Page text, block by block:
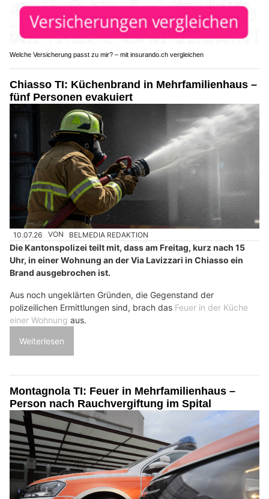
Welche Versicherung passt zu mir? – mit insurando.ch vergleichen
Chiasso TI: Küchenbrand in Mehrfamilienhaus –
fünf Personen evakuiert
10.07.26 VON BELMEDIA REDAKTION
Die Kantonspolizei teilt mit, dass am Freitag, kurz nach 15
Uhr, in einer Wohnung an der Via Lavizzari in Chiasso ein
Brand ausgebrochen ist.
Aus noch ungeklärten Gründen, die Gegenstand der
polizeilichen Ermittlungen sind, brach das Feuer in der Küche
einer Wohnung aus.
Weiterlesen
Montagnola TI: Feuer in Mehrfamilienhaus –
Person nach Rauchvergiftung im Spital